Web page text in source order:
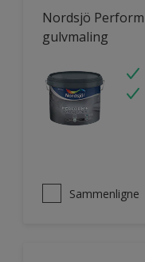
Nordsjö
gulvmaling
Sammenligne